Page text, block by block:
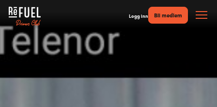
Logg inn Bli medlem